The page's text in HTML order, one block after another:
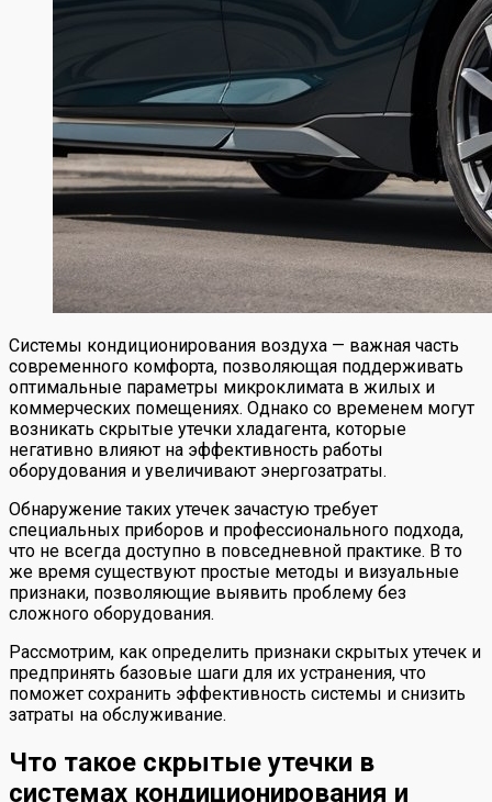
Системы кондиционирования воздуха — важная часть
современного комфорта, позволяющая поддерживать
оптимальные параметры микроклимата в жилых и
коммерческих помещениях. Однако со временем могут
возникать скрытые утечки хладагента, которые
негативно влияют на эффективность работы
оборудования и увеличивают энергозатраты.
Обнаружение таких утечек зачастую требует
специальных приборов и профессионального подхода,
что не всегда доступно в повседневной практике. В то
же время существуют простые методы и визуальные
признаки, позволяющие выявить проблему без
сложного оборудования.
Рассмотрим, как определить признаки скрытых утечек и
предпринять базовые шаги для их устранения, что
поможет сохранить эффективность системы и снизить
затраты на обслуживание.
Что такое скрытые утечки в
системах кондиционирования и